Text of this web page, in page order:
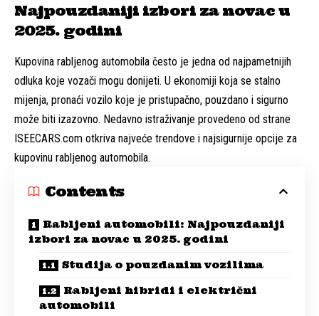
Najpouzdaniji izbori za novac u
2025. godini
Kupovina rabljenog automobila često je jedna od najpametnijih
odluka koje vozači mogu donijeti. U ekonomiji koja se stalno
mijenja, pronaći vozilo koje je pristupačno, pouzdano i sigurno
može biti izazovno. Nedavno istraživanje provedeno od strane
ISEECARS.com otkriva najveće trendove i najsigurnije opcije za
kupovinu rabljenog automobila.
Contents
Rabljeni automobili: Najpouzdaniji
izbori za novac u 2025. godini
Studija o pouzdanim vozilima
Rabljeni hibridi i električni
automobili